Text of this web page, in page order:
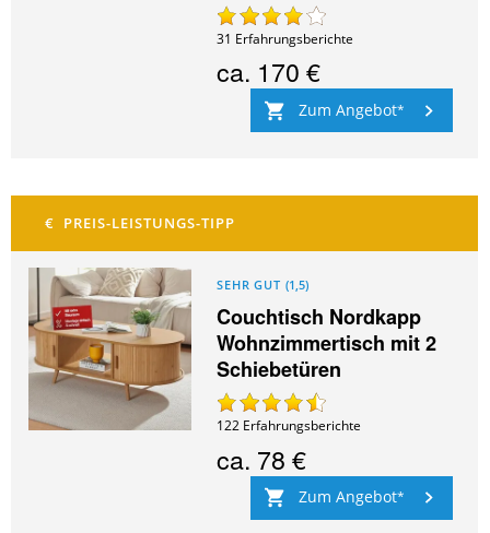
31 Erfahrungsberichte
ca. 170 €
Zum Angebot
SEHR GUT (1,5)
Couchtisch Nordkapp
Wohnzimmertisch mit 2
Schiebetüren
122 Erfahrungsberichte
ca. 78 €
Zum Angebot